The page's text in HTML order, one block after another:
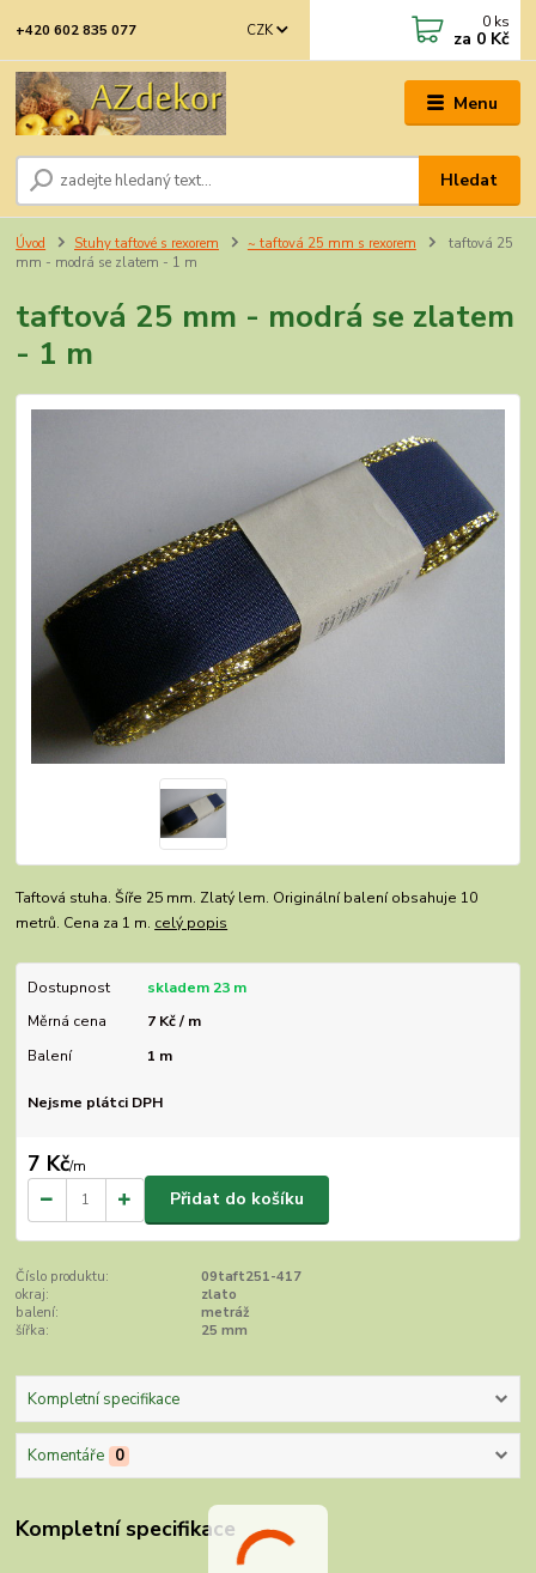
Menu
CZK
Hledat
+420 602 835 077 0 ks
za 0 Kč
Úvod Stuhy taftové s rexorem ~ taftová 25 mm s rexorem
taftová 25
mm - modrá se zlatem - 1 m
taftová 25 mm - modrá se zlatem
- 1 m
Taftová stuha. Šíře 25 mm. Zlatý lem. Originální balení obsahuje 10
metrů. Cena za 1 m. celý popis
Dostupnost
skladem 23 m
Měrná cena
7 Kč / m
Balení
1 m
Nejsme plátci DPH
7 Kč/m
Přidat do košíku
Číslo produktu:
09taft251-417
okraj:
zlato
balení:
metráž
šířka:
25 mm
Kompletní specifikace
Komentáře 0
Kompletní specifikace